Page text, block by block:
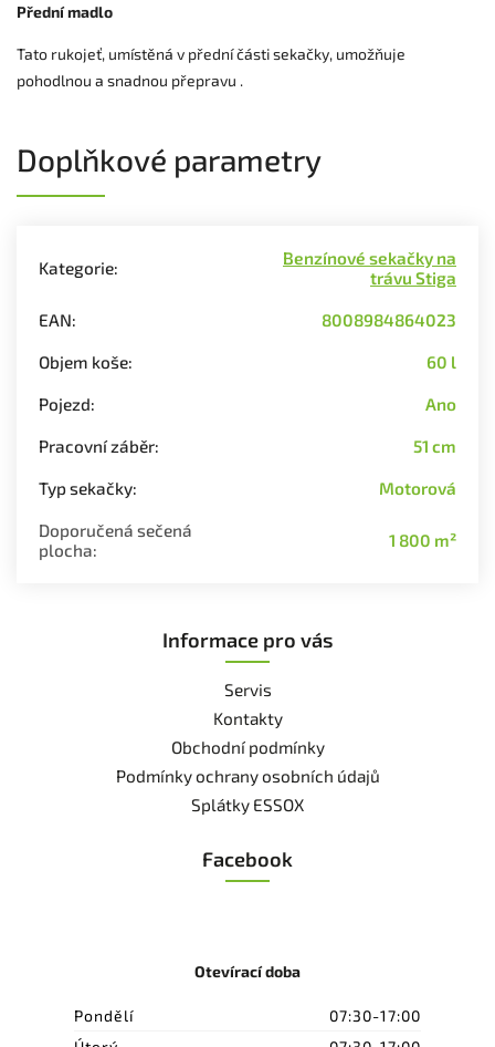
Přední madlo
Tato rukojeť, umístěná v přední části sekačky, umožňuje
pohodlnou a snadnou přepravu .
Doplňkové parametry
Kategorie:
Benzínové sekačky na
trávu Stiga
EAN: 8008984864023
Objem koše: 60 l
Pojezd: Ano
Pracovní záběr: 51 cm
Typ sekačky: Motorová
Doporučená sečená
plocha: 1 800 m²
Informace pro vás
Servis
Kontakty
Obchodní podmínky
Podmínky ochrany osobních údajů
Splátky ESSOX
Facebook
Otevírací doba
Pondělí
07:30-17:00